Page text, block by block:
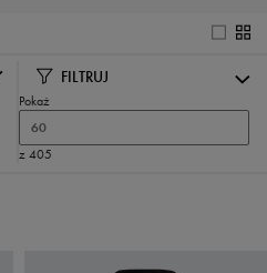
FILTRUJ
Pokaż
60
z 405